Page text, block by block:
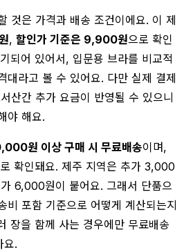
것은 가격과 배송 조건이에요. 이 제
, 할인가 기준은 9,900원으로 확인
되어 있어서, 입문용 브라를 비교적
대라고 볼 수 있어요. 다만 실제 결제
산간 추가 요금이 반영될 수 있으니
야 해요.
원 이상 구매 시 무료배송이며,
확인돼요. 제주 지역은 추가 3,000
6,000원이 붙어요. 그래서 단품으
비 포함 기준으로 어떻게 계산되는지
장을 함께 사는 경우에만 무료배송
요.